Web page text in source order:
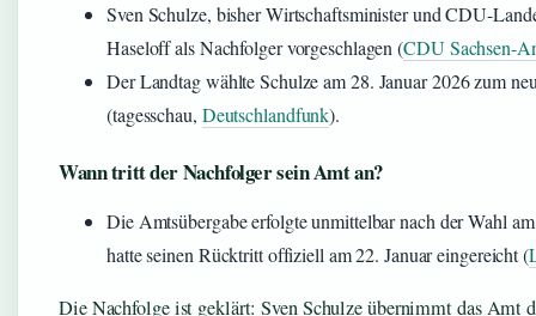
Sven Schulze, bisher Wirtschaftsminister und CDU-
Haseloff als Nachfolger vorgeschlagen (CDU Sachsen-
Der Landtag wählte Schulze am 28. Januar 2026 zum
(tagesschau, Deutschlandfunk).
Wann tritt der Nachfolger sein Amt an?
Die Amtsübergabe erfolgte unmittelbar nach der Wahl
hatte seinen Rücktritt offiziell am 22. Januar eingereicht (
Die Nachfolge ist geklärt: Sven Schulze übernimmt das Amt